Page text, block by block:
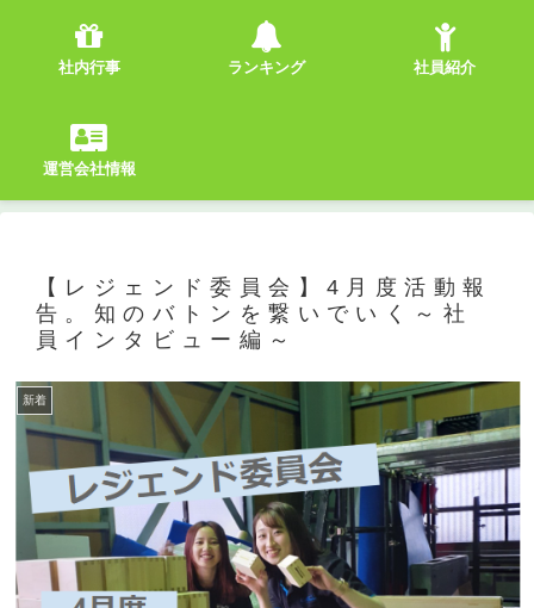
社内行事 ランキング 社員紹介
運営会社情報
【レジェンド委員会】4月度活動報
告。知のバトンを繋いでいく～社
員インタビュー編～
新着